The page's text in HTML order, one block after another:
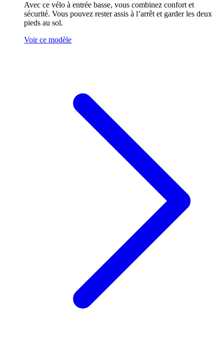
Avec ce vélo à entrée basse, vous combinez confort et
sécurité. Vous pouvez rester assis à l’arrêt et garder les deux
pieds au sol.
Voir ce modèle